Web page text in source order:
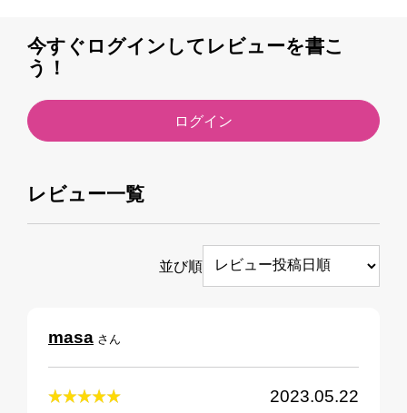
今すぐログインしてレビューを書こ
う！
ログイン
レビュー一覧
並び順
masaさん
2023.05.22